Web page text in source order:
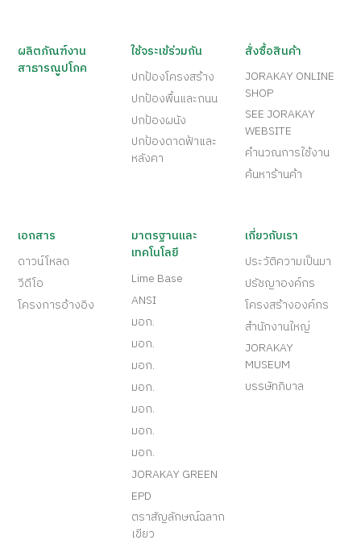
ผลิตภัณฑ์งาน
สาธารณูปโภค
ใช้จระเข้ร่วมกัน
ปกป้องโครงสร้าง
ปกป้องพื้นและถนน
ปกป้องผนัง
ปกป้องดาดฟ้าและ
หลังคา
สั่งซื้อสินค้า
JORAKAY ONLINE
SHOP
SEE JORAKAY
WEBSITE
คำนวณการใช้งาน
ค้นหาร้านค้า
เอกสาร
ดาวน์โหลด
วีดีโอ
โครงการอ้างอิง
มาตรฐานและ
เทคโนโลยี
Lime Base
ANSI
มอก.
มอก.
มอก.
มอก.
มอก.
มอก.
มอก.
JORAKAY GREEN
EPD
ตราสัญลักษณ์ฉลาก
เขียว
เกี่ยวกับเรา
ประวัติความเป็นมา
ปรัชญาองค์กร
โครงสร้างองค์กร
สำนักงานใหญ่
JORAKAY
MUSEUM
บรรษัทภิบาล